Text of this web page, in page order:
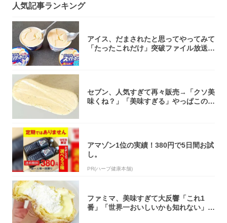
人気記事ランキング
アイス、だまされたと思ってやってみて
「たったこれだけ」突破ファイル放送で
セブン、人気すぎて再々販売→「クソ美
味くね？」「美味すぎる」やっぱこのク
アマゾン1位の実績！380円で5日間お試
し。
PR(ハーブ健康本舗)
ファミマ、美味すぎて大反響「これ1
番」「世界一おいしいかも知れない」